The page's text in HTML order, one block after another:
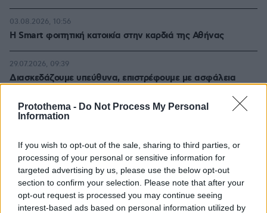
Protothema - Do Not Process My Personal
Information
If you wish to opt-out of the sale, sharing to third parties, or
processing of your personal or sensitive information for
targeted advertising by us, please use the below opt-out
section to confirm your selection. Please note that after your
opt-out request is processed you may continue seeing
interest-based ads based on personal information utilized by
Η Smart φοιτητική κατοικία στην καρδιά της Αθήνας
03.08.2026, 10:56
Διασκεδάζουμε υπεύθυνα, επιστρέφουμε με ασφάλεια
29.07.2026, 09:39
Ειδήσεις Δημοφιλή Σχολιασμένα
Αποχωρούν ακόμη δύο στελέχη από το κόμμα της
Καρυστιανού, καταγγέλλουν έλλειψη διαλόγου
πριν 6 λεπτά